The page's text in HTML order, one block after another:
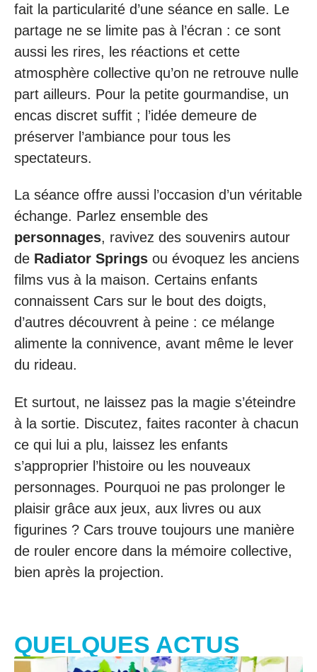
fait la particularité d’une séance en salle. Le
partage ne se limite pas à l’écran : ce sont
aussi les rires, les réactions et cette
atmosphère collective qu’on ne retrouve nulle
part ailleurs. Pour la petite gourmandise, un
encas discret suffit ; l’idée demeure de
préserver l’ambiance pour tous les
spectateurs.
La séance offre aussi l’occasion d’un véritable
échange. Parlez ensemble des
personnages, ravivez des souvenirs autour
de Radiator Springs ou évoquez les anciens
films vus à la maison. Certains enfants
connaissent Cars sur le bout des doigts,
d’autres découvrent à peine : ce mélange
alimente la connivence, avant même le lever
du rideau.
Et surtout, ne laissez pas la magie s’éteindre
à la sortie. Discutez, faites raconter à chacun
ce qui lui a plu, laissez les enfants
s’approprier l’histoire ou les nouveaux
personnages. Pourquoi ne pas prolonger le
plaisir grâce aux jeux, aux livres ou aux
figurines ? Cars trouve toujours une manière
de rouler encore dans la mémoire collective,
bien après la projection.
QUELQUES ACTUS